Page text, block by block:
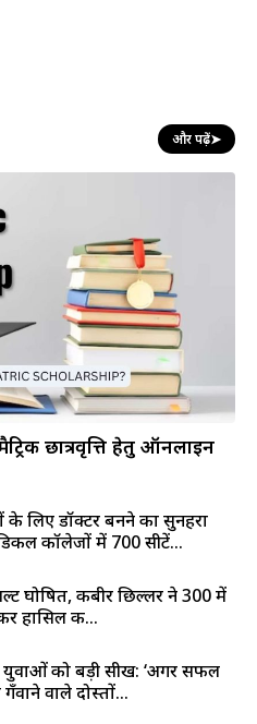
और पढ़ें➤
छात्रवृत्ति हेतु ऑनलाइन
के लिए डॉक्टर बनने का सुनहरा
कॉलेजों में 700 सीटें...
घोषित, कबीर छिल्लर ने 300 में
हासिल की...
युवाओं को बड़ी सीख: ‘अगर सफल
वाले दोस्तों...